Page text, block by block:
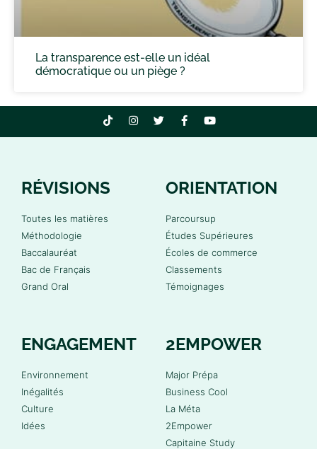
La transparence est-elle un idéal
démocratique ou un piège ?
RÉVISIONS
Toutes les matières
Méthodologie
Baccalauréat
Bac de Français
Grand Oral
ORIENTATION
Parcoursup
Études Supérieures
Écoles de commerce
Classements
Témoignages
ENGAGEMENT
Environnement
Inégalités
Culture
Idées
2EMPOWER
Major Prépa
Business Cool
La Méta
2Empower
Capitaine Study